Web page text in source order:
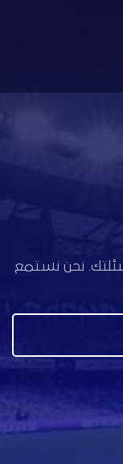
نحن نستمع